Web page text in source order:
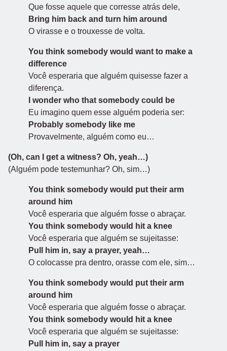
Que fosse aquele que corresse atrás dele,
Bring him back and turn him around
O virasse e o trouxesse de volta.
You think somebody would want to make a
difference
Você esperaria que alguém quisesse fazer a
diferença.
I wonder who that somebody could be
Eu imagino quem esse alguém poderia ser:
Probably somebody like me
Provavelmente, alguém como eu…
(Oh, can I get a witness? Oh, yeah…)
(Alguém pode testemunhar? Oh, sim…)
You think somebody would put their arm
around him
Você esperaria que alguém fosse o abraçar.
You think somebody would hit a knee
Você esperaria que alguém se sujeitasse:
Pull him in, say a prayer, yeah…
O colocasse pra dentro, orasse com ele, sim…
You think somebody would put their arm
around him
Você esperaria que alguém fosse o abraçar.
You think somebody would hit a knee
Você esperaria que alguém se sujeitasse:
Pull him in, say a prayer